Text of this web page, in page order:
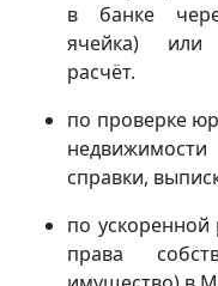
в банке
ячейка) или
расчёт.
по проверке
справки,
по ускоренной
права